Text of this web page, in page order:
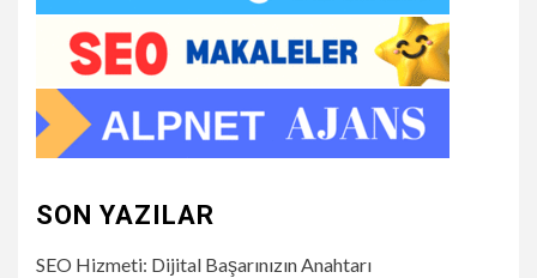
SON YAZILAR
SEO Hizmeti: Dijital Başarınızın Anahtarı